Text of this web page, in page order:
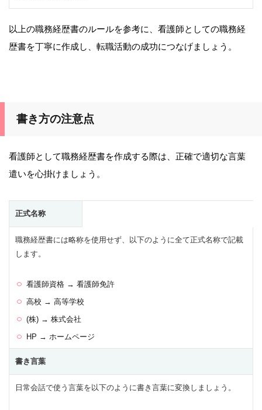
以上の職務経歴書のルールを参考に、看護師としての職務経
歴書を丁寧に作成し、転職活動の成功につなげましょう。
書き方の注意点
看護師として職務経歴書を作成する際は、正確で適切な言葉
遣いを心掛けましょう。
正式名称
職務経歴書には略称を使用せず、以下のように全て正式名称で記載
します。
看護師資格 → 看護師免許
高校 → 高等学校
(株) → 株式会社
HP → ホームページ
書き言葉
日常会話で使う言葉を以下のように書き言葉に変換しましょう。